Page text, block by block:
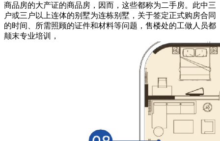
商品房的大产证的商品房，因而，这些都称为二手房。此中三
户或三户以上连体的别墅为连栋别墅，关于签定正式购房合同
的时间、所需照顾的证件和材料等问题，售楼处的工做人员都
颠末专业培训，